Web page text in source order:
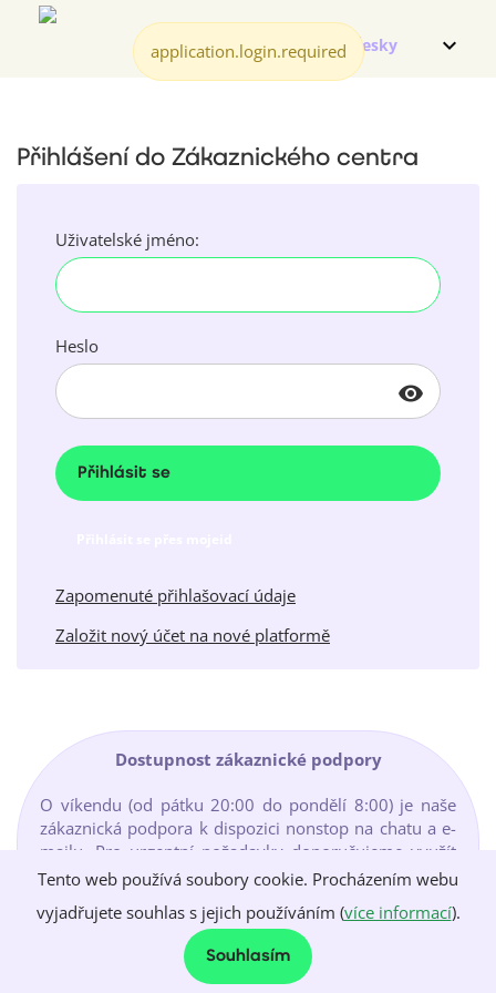
application.login.required
Přihlášení do Zákaznického centra
Uživatelské jméno:
Heslo
visibility
Přihlásit se
Zapomenuté přihlašovací údaje
Založit nový účet na nové platformě
Dostupnost zákaznické podpory
O víkendu (od pátku 20:00 do pondělí 8:00) je naše
zákaznická podpora k dispozici nonstop na chatu a e-
mailu. Pro urgentní požadavky doporučujeme využít
chat, kde vám pomůžeme nejrychleji. Podrobné
https://www.active24.com/o-spolecnosti/kontakty
Tento web používá soubory cookie. Procházením webu
vyjadřujete souhlas s jejich používáním (více informací).
Souhlasím